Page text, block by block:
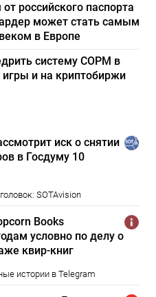
российского паспорта
может стать самым
в Европе
систему СОРМ в
и на криптобиржи